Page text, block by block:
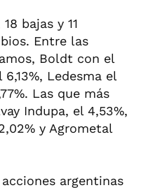
bajas y 11
Entre las
Boldt con el
Ledesma el
Las que más
Indupa, el 4,53%,
y Agrometal
argentinas